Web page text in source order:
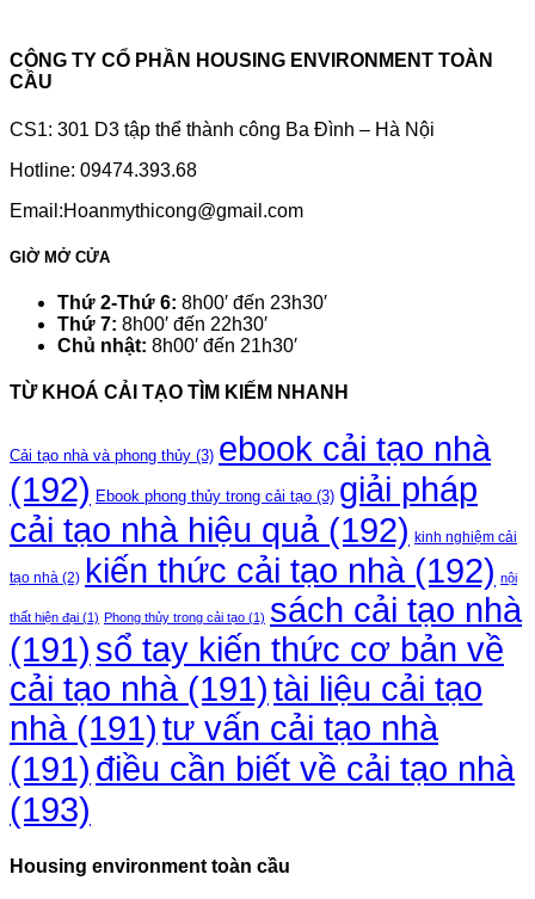
CÔNG TY CỔ PHẦN HOUSING ENVIRONMENT TOÀN
CẦU
CS1: 301 D3 tập thể thành công Ba Đình – Hà Nội
Hotline: 09474.393.68
Email:Hoanmythicong@gmail.com
GIỜ MỞ CỬA
Thứ 2-Thứ 6: 8h00′ đến 23h30′
Thứ 7: 8h00′ đến 22h30′
Chủ nhật: 8h00′ đến 21h30′
TỪ KHOÁ CẢI TẠO TÌM KIẾM NHANH
Cải tạo nhà và phong thủy (3) ebook cải tạo nhà
(192) Ebook phong thủy trong cải tạo (3) giải pháp
cải tạo nhà hiệu quả(192) kinh nghiệm cải
tạo nhà (2) kiến thức cải tạo nhà(192) nội
thất hiện đại (1) Phong thủy trong cải tạo (1) sách cải tạo nhà
(191) sổ tay kiến thức cơ bản về
cải tạo nhà(191)tài liệu cải tạo
nhà(191)tư vấn cải tạo nhà
(191) điều cần biết về cải tạo nhà
(193)
Housing environment toàn cầu